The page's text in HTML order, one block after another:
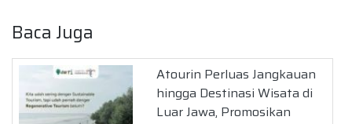
Baca Juga
Atourin Perluas Jangkauan
hingga Destinasi Wisata di
Luar Jawa, Promosikan